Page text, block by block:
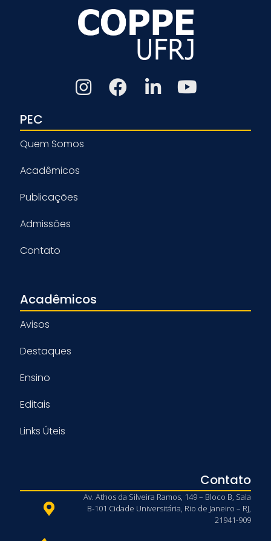
PEC
Quem Somos
Acadêmicos
Publicações
Admissões
Contato
Acadêmicos
Avisos
Destaques
Ensino
Editais
Links Úteis
Contato
Av. Athos da Silveira Ramos, 149 – Bloco B, Sala
B-101 Cidade Universitária, Rio de Janeiro – RJ,
21941-909